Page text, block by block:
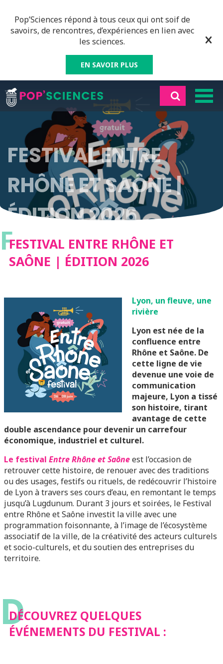
Pop’Sciences répond à tous ceux qui ont soif de
savoirs, de rencontres, d’expériences en lien avec
les sciences.
EN SAVOIR PLUS
FESTIVAL ENTRE
RHÔNE ET SAÔNE |
ÉDITION 2026
FFESTIVAL ENTRE RHÔNE ET
SAÔNE | ÉDITION 2026
Lyon, un fleuve, une
rivière
Lyon est née de la
confluence entre
Rhône et Saône. De
cette ligne de vie
devenue une voie de
communication
majeure, Lyon a tissé
son histoire, tirant
avantage de cette
double ascendance pour devenir un carrefour
économique, industriel et culturel.
Le festival Entre Rhône et Saôneest l’occasion de
retrouver cette histoire, de renouer avec des traditions
ou des usages, festifs ou rituels, de redécouvrir l’histoire
de Lyon à travers ses cours d’eau, en remontant le temps
jusqu’à Lugdunum. Durant 3 jours et soirées, le Festival
entre Rhône et Saône investit la ville avec une
programmation foisonnante, à l’image de l’écosystème
associatif de la ville, de la créativité des acteurs culturels
et socio-culturels, et du soutien des entreprises du
territoire.
D
DÉCOUVREZ QUELQUES
ÉVÉNEMENTS DU FESTIVAL :